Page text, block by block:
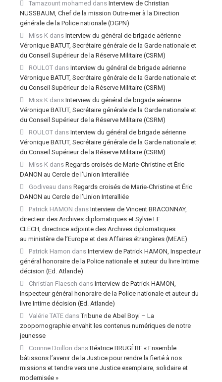
Tamazount mohamed dans Interview de Christian
NUSSBAUM, Chef de la mission Outre-mer à la Direction
générale de la Police nationale (DGPN)
Miss K dans Interview du général de brigade aérienne
Véronique BATUT, Secrétaire générale de la Garde nationale et
du Conseil Supérieur de la Réserve Militaire (CSRM)
ROULOT dans Interview du général de brigade aérienne
Véronique BATUT, Secrétaire générale de la Garde nationale et
du Conseil Supérieur de la Réserve Militaire (CSRM)
Miss K dans Interview du général de brigade aérienne
Véronique BATUT, Secrétaire générale de la Garde nationale et
du Conseil Supérieur de la Réserve Militaire (CSRM)
ROULOT dans Interview du général de brigade aérienne
Véronique BATUT, Secrétaire générale de la Garde nationale et
du Conseil Supérieur de la Réserve Militaire (CSRM)
Miss K dans Regards croisés de Marie-Christine et Éric
DANON au Cercle de l’Union Interalliée
Godiveau dans Regards croisés de Marie-Christine et Éric
DANON au Cercle de l’Union Interalliée
Patrick HAMON dans Interview de Vincent BRACONNAY,
directeur des Archives diplomatiques et Sylvie LE
CLECH, directrice adjointe des Archives diplomatiques
au ministère de l’Europe et des Affaires étrangères (MEAE)
Patrick Hamon dans Interview de Patrick HAMON, Inspecteur
général honoraire de la Police nationale et auteur du livre Intime
décision (Ed. Atlande)
Christian Flaesch dans Interview de Patrick HAMON,
Inspecteur général honoraire de la Police nationale et auteur du
livre Intime décision (Ed. Atlande)
Valérie TATE dansTribune de Abel Boyi – La
zoopornographie envahit les contenus numériques de notre
jeunesse
Corinne Doillon dans Béatrice BRUGÈRE « Ensemble
bâtissons l’avenir de la Justice pour rendre la fierté à nos
missions et tendre vers une Justice exemplaire, solidaire et
modernisée »